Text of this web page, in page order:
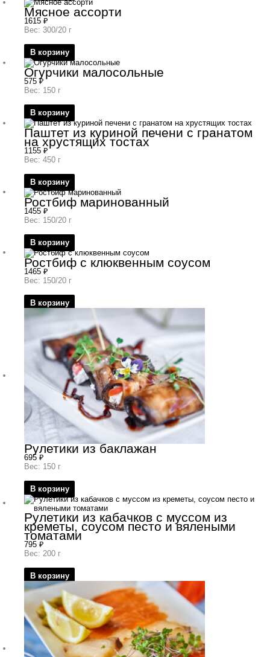
Мясное ассорти
1615 ₽
Вес: 300/20 г
В корзину
Огурчики малосольные
575₽
Вес: 150 г
В корзину
Паштет из куриной печени с гранатом
на хрустящих тостах
1155 ₽
Вес: 450 г
В корзину
Ростбиф маринованный
1455 ₽
Вес: 150/20 г
В корзину
Ростбиф с клюквенным соусом
1465 ₽
Вес: 150/20 г
В корзину
Рулетики из баклажан
695 ₽
Вес: 150 г
В корзину
Рулетики из кабачков с муссом из
креметы, соусом песто и вялеными
томатами
795 ₽
Вес: 200 г
В корзину